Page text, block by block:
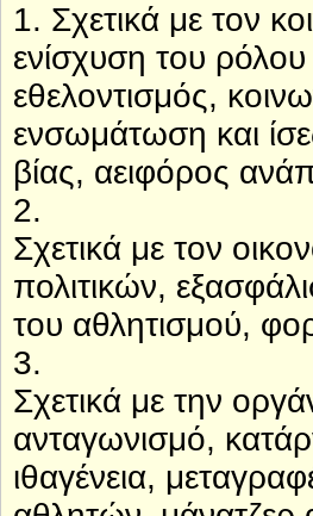
1. Σχετικά με τον
ενίσχυση του
εθελοντισμός,
ενσωμάτωση και
βίας, αειφόρος
2.
Σχετικά με τον
πολιτικών,
του αθλητισμού,
3.
Σχετικά με την
ανταγωνισμό,
ιθαγένεια,